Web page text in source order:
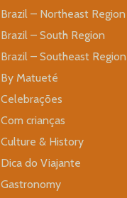
Brazil – Northeast Region
Brazil – South Region
Brazil – Southeast Region
By Matueté
Celebrações
Com crianças
Culture & History
Dica do Viajante
Gastronomy